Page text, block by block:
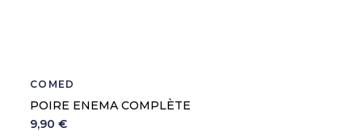
COMED
POIRE ENEMA COMPLÈTE
9,90 €